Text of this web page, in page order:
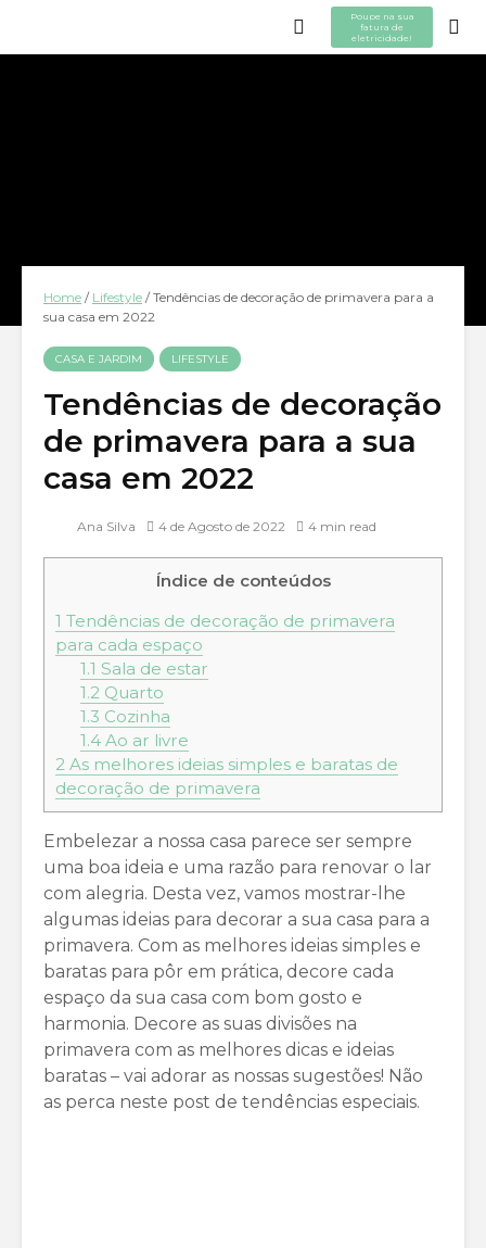
Poupe na sua
fatura de
eletricidade!
Home / Lifestyle /Tendências de decoração de primavera para a
sua casa em 2022
CASA E JARDIM LIFESTYLE
Tendências de decoração
de primavera para a sua
casa em 2022
Ana Silva 4 de Agosto de 2022 4 min read
Índice de conteúdos
1 Tendências de decoração de primavera
para cada espaço
1.1 Sala de estar
1.2Quarto
1.3 Cozinha
1.4Ao ar livre
2 As melhores ideias simples e baratas de
decoração de primavera
Embelezar a nossa casa parece ser sempre
uma boa ideia e uma razão para renovar o lar
com alegria. Desta vez, vamos mostrar-lhe
algumas ideias para decorar a sua casa para a
primavera. Com as melhores ideias simples e
baratas para pôr em prática, decore cada
espaço da sua casa com bom gosto e
harmonia. Decore as suas divisões na
primavera com as melhores dicas e ideias
baratas – vai adorar as nossas sugestões! Não
as perca neste post de tendências especiais.